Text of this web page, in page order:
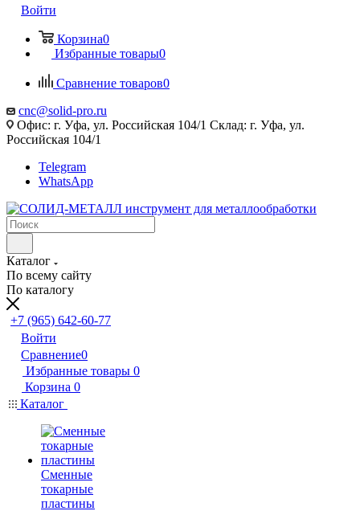
Войти
Корзина0
Избранные товары0
Сравнение товаров0
cnc@solid-pro.ru
Офис: г. Уфа, ул. Российская 104/1 Склад: г. Уфа, ул.
Российская 104/1
Telegram
WhatsApp
Каталог
По всему сайту
По каталогу
+7 (965) 642-60-77
Войти
Сравнение0
Избранные товары 0
Корзина 0
Каталог
Сменные
токарные
пластины